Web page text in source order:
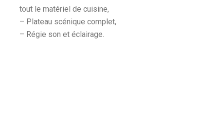
tout le matériel de cuisine,
– Plateau scénique complet,
– Régie son et éclairage.